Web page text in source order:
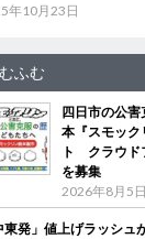
年10月23日
ふむ
四日市の公
本『スモック
ト クラウド
を募集
2026年8月5日
東発」値上げラッシ